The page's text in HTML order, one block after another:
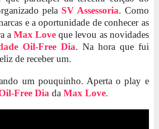
pela SV Assessoria. Como
e a oportunidade de conhecer as
a Max Love que levou as novidades
Oil-Free Dia. Na hora que fui
de receber um.
um pouquinho. Aperta o play e
Free Dia da Max Love.